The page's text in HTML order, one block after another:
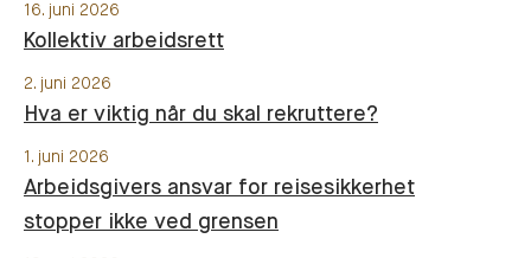
16. juni 2026
Kollektiv arbeidsrett
2. juni 2026
Hva er viktig når du skal rekruttere?
1. juni 2026
Arbeidsgivers ansvar for reisesikkerhet
stopper ikke ved grensen